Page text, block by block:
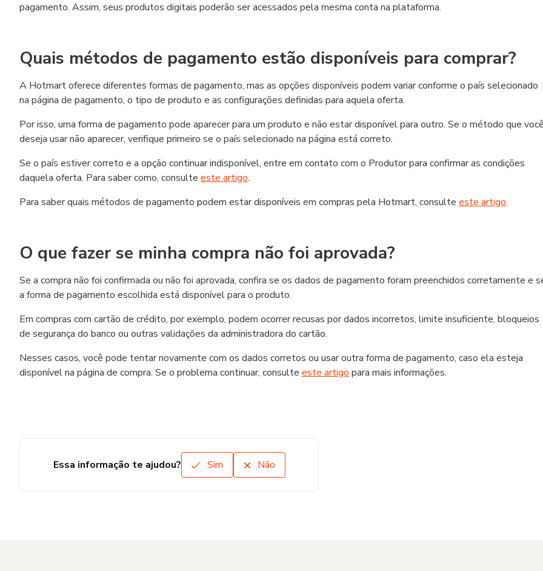
pagamento. Assim, seus produtos digitais poderão ser acessados pela mesma conta na plataforma.
Quais métodos de pagamento estão disponíveis para comprar?
A Hotmart oferece diferentes formas de pagamento, mas as opções disponíveis podem variar conforme o país selecionado
na página de pagamento, o tipo de produto e as configurações definidas para aquela oferta.
Por isso, uma forma de pagamento pode aparecer para um produto e não estar disponível para outro. Se o método que
deseja usar não aparecer, verifique primeiro se o país selecionado na página está correto.
Se o país estiver correto e a opção continuar indisponível, entre em contato com o Produtor para confirmar as condições
daquela oferta. Para saber como, consulte este artigo.
Para saber quais métodos de pagamento podem estar disponíveis em compras pela Hotmart, consulte este artigo.
O que fazer se minha compra não foi aprovada?
Se a compra não foi confirmada ou não foi aprovada, confira se os dados de pagamento foram preenchidos corretamente e
a forma de pagamento escolhida está disponível para o produto.
Em compras com cartão de crédito, por exemplo, podem ocorrer recusas por dados incorretos, limite insuficiente, bloqueios
de segurança do banco ou outras validações da administradora do cartão.
Nesses casos, você pode tentar novamente com os dados corretos ou usar outra forma de pagamento, caso ela esteja
disponível na página de compra. Se o problema continuar, consulte este artigo para mais informações.
Essa informação te ajudou? Sim Não